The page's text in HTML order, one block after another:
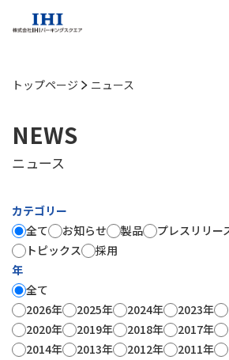
トップページ ニュース
NEWS
ニュース
カテゴリー
全て
お知らせ 製品 プレスリリー
トピックス
採用
年
全て
2026年
2025年 2024年 2023年
2020年
2019年 2018年 2017年
2014年
2013年 2012年 2011年